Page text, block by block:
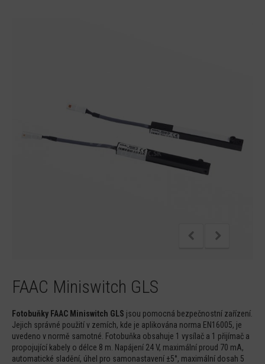
FAAC Miniswitch GLS
Fotobuňky FAAC Miniswitch GLS jsou pomocná bezpečnostní zařízení.
Jejich správné použití v zemích, kde je aplikována norma EN16005, je
uvedeno v normě samotné. Fotobuňka obsahuje 1 vysílač a 1 přijímač a
propojující kabely o délce 8 m. Napájení 24 V, maximální proud 70 mA,
automatické sladění, úhel pro samonastavení ±5°, maximální dosah 5